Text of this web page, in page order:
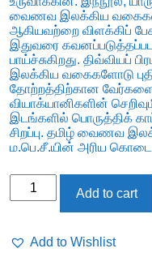
வைணவ இலக்கிய
ஆகியவற்றை விளக்கிப்
இதுவரை
பாய்ச்சுகிறது. திவ்வியப்
இலக்கிய வகைகளோடு
தோற்றத்திற்கான
வியாக்யானிகளின்
இடங்களில் பொருத்திக்
சிறப்பு. தமிழ் வைணவ
ம.பெ.சீ.யின் அரிய
வைணவ
Add to cart
Add to Wishlist